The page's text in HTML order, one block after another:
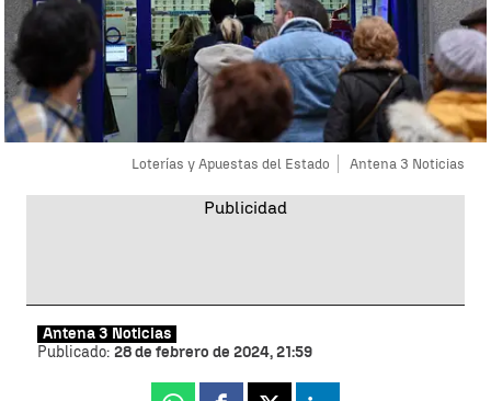
Loterías y Apuestas del Estado Antena 3 Noticias
Antena 3 Noticias
Publicado: 28 de febrero de 2024, 21:59